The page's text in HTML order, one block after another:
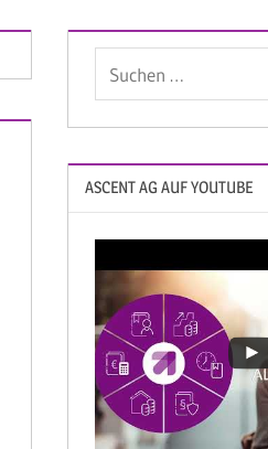
ASCENT AG AUF YOUTUBE